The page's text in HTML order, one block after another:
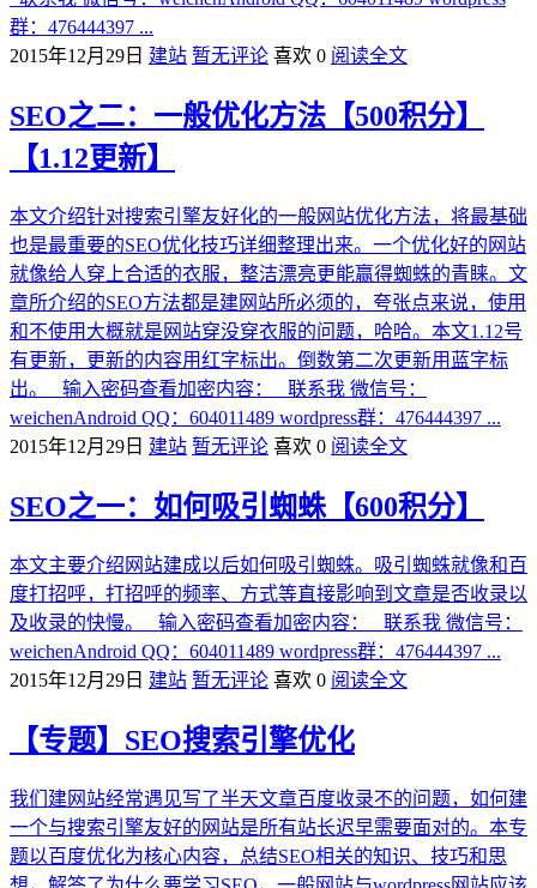
群：476444397 ...
2015年12月29日 建站 暂无评论 喜欢 0 阅读全文
SEO之二：一般优化方法【500积分】
【1.12更新】
本文介绍针对搜索引擎友好化的一般网站优化方法，将最基础
也是最重要的SEO优化技巧详细整理出来。一个优化好的网站
就像给人穿上合适的衣服，整洁漂亮更能赢得蜘蛛的青睐。文
章所介绍的SEO方法都是建网站所必须的，夸张点来说，使用
和不使用大概就是网站穿没穿衣服的问题，哈哈。本文1.12号
有更新，更新的内容用红字标出。倒数第二次更新用蓝字标
出。 输入密码查看加密内容： 联系我 微信号：
weichenAndroid QQ：604011489 wordpress群：476444397 ...
2015年12月29日 建站 暂无评论 喜欢 0 阅读全文
SEO之一：如何吸引蜘蛛【600积分】
本文主要介绍网站建成以后如何吸引蜘蛛。吸引蜘蛛就像和百
度打招呼，打招呼的频率、方式等直接影响到文章是否收录以
及收录的快慢。 输入密码查看加密内容： 联系我 微信号：
weichenAndroid QQ：604011489 wordpress群：476444397 ...
2015年12月29日 建站 暂无评论 喜欢 0 阅读全文
【专题】SEO搜索引擎优化
我们建网站经常遇见写了半天文章百度收录不的问题，如何建
一个与搜索引擎友好的网站是所有站长迟早需要面对的。本专
题以百度优化为核心内容，总结SEO相关的知识、技巧和思